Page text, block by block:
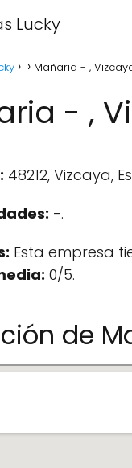
Lucky
Mañaria - ,
- ,
48212, Vizcaya,
-.
Esta empresa
0/5.
de